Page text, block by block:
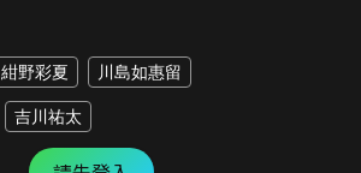
紺野彩夏 川島如惠留
吉川祐太